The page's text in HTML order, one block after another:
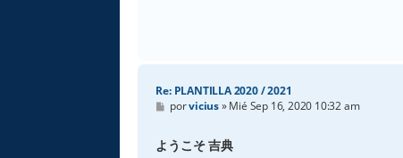
Re: PLANTILLA 2020 / 2021
M
e
s
porvicius»Mié Sep 16, 2020 10:32 am
ようこそ 吉典